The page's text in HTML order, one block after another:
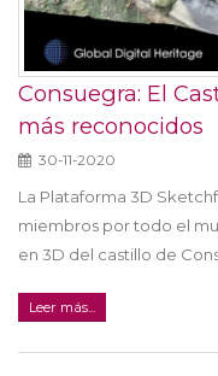
Consuegra: El
más reconocidos
30-11-2020
La Plataforma 3D
miembros por todo el
en 3D del castillo de
Leer más...